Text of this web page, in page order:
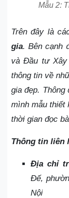
Mẫu 2:
Trên đây là
gia. Bên cạnh
và Đầu tư
thông tin về
gia đẹp. Thông
mình mẫu thiết
thời gian đọc
Thông tin liên
Địa chỉ
Đế,
Nội